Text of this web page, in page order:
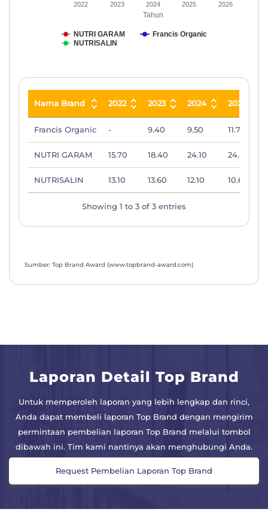
Tahun
NUTRI GARAM
Francis Organic
NUTRISALIN
2022 2023 2024 2025 2026
Nama Brand 2022 2023 2024 2025
Nama Brand 2023 2024
Francis Organic - 9.40 9.50 11.70
NUTRI GARAM 15.70 18.40 24.10 24.40
NUTRISALIN 13.10 13.60 12.10 10.60
Showing 1 to 3 of 3 entries
Sumber: Top Brand Award (www.topbrand-award.com)
Laporan Detail Top Brand
Untuk memperoleh laporan yang lebih lengkap dan rinci,
Anda dapat membeli laporan Top Brand dengan mengirim
permintaan pembelian laporan Top Brand melalui tombol
dibawah ini. Tim kami nantinya akan menghubungi Anda.
Request Pembelian Laporan Top Brand